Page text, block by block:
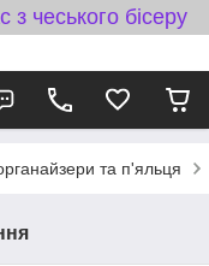
чеського бісеру
та п'яльця